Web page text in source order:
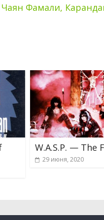
Чаян Фамали,
W.A.S.P. — The
29 июня, 2020